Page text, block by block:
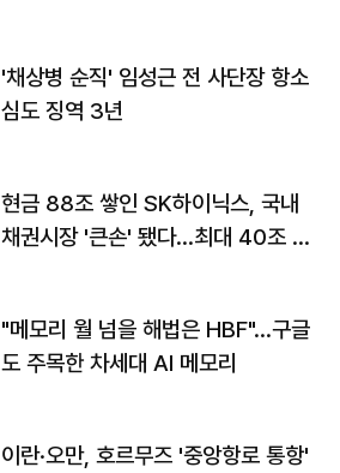
'채상병 순직' 임성근 전 사단장 항소
심도 징역 3년
현금 88조 쌓인 SK하이닉스, 국내
채권시장 '큰손' 됐다…최대 40조 투
"메모리 월 넘을 해법은 HBF"…구글
도 주목한 차세대 AI 메모리
이란·오만, 호르무즈 '중앙항로 통항'